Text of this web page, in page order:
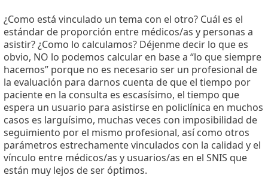
¿Como está vinculado un tema con el otro? Cuál es el
estándar de proporción entre médicos/as y personas a
asistir? ¿Como lo calculamos? Déjenme decir lo que es
obvio, NO lo podemos calcular en base a “lo que siempre
hacemos” porque no es necesario ser un profesional de
la evaluación para darnos cuenta de que el tiempo por
paciente en la consulta es escasísimo, el tiempo que
espera un usuario para asistirse en policlínica en muchos
casos es larguísimo, muchas veces con imposibilidad de
seguimiento por el mismo profesional, así como otros
parámetros estrechamente vinculados con la calidad y el
vínculo entre médicos/as y usuarios/as en el SNIS que
están muy lejos de ser óptimos.